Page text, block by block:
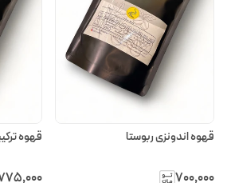
قهوه اندونزی ربوستا
۷۰۰٬۰۰۰
قهوه ترکیبی